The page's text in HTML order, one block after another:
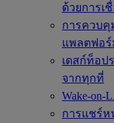
ด้วยการเ
การควบคุ
แพลตฟอร์
เดสก์ท็อป
จากทุกที่
Wake-on-
การแชร์ห